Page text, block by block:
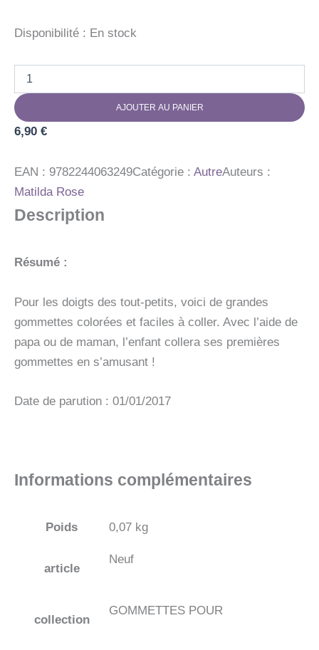
Disponibilité : En stock
GOMMETTES
PTES
MAINS
AJOUTER AU PANIER
6,90 €
EAN : 9782244063249Catégorie : AutreAuteurs :
Matilda Rose
Description
Résumé :
Pour les doigts des tout-petits, voici de grandes
gommettes colorées et faciles à coller. Avec l’aide de
papa ou de maman, l’enfant collera ses premières
gommettes en s’amusant !
Date de parution : 01/01/2017
Informations complémentaires
Poids 0,07 kg
article
Neuf
collection
GOMMETTES POUR